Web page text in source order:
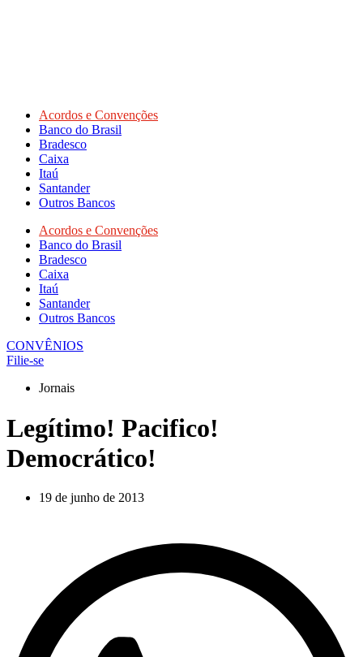
Acordos e Convenções
Banco do Brasil
Bradesco
Caixa
Itaú
Santander
Outros Bancos
Acordos e Convenções
Banco do Brasil
Bradesco
Caixa
Itaú
Santander
Outros Bancos
CONVÊNIOS
Filie-se
Jornais
Legítimo! Pacifico!
Democrático!
19 de junho de 2013